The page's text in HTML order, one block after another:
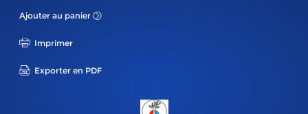
Ajouter au panier
Imprimer
Exporter en PDF